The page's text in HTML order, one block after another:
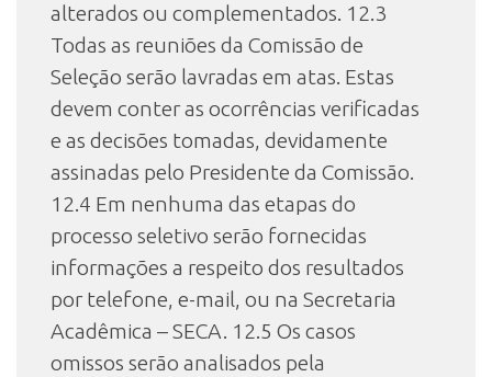
alterados ou complementados. 12.3
Todas as reuniões da Comissão de
Seleção serão lavradas em atas. Estas
devem conter as ocorrências verificadas
e as decisões tomadas, devidamente
assinadas pelo Presidente da Comissão.
12.4 Em nenhuma das etapas do
processo seletivo serão fornecidas
informações a respeito dos resultados
por telefone, e-mail, ou na Secretaria
Acadêmica – SECA. 12.5 Os casos
omissos serão analisados pela